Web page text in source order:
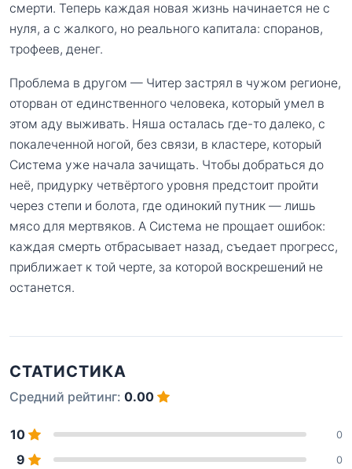
смерти. Теперь каждая новая жизнь начинается не с
нуля, а с жалкого, но реального капитала: споранов,
трофеев, денег.
Проблема в другом — Читер застрял в чужом регионе,
оторван от единственного человека, который умел в
этом аду выживать. Няша осталась где-то далеко, с
покалеченной ногой, без связи, в кластере, который
Система уже начала зачищать. Чтобы добраться до
неё, придурку четвёртого уровня предстоит пройти
через степи и болота, где одинокий путник — лишь
мясо для мертвяков. А Система не прощает ошибок:
каждая смерть отбрасывает назад, съедает прогресс,
приближает к той черте, за которой воскрешений не
останется.
СТАТИСТИКА
Средний рейтинг: 0.00
10 0
9 0